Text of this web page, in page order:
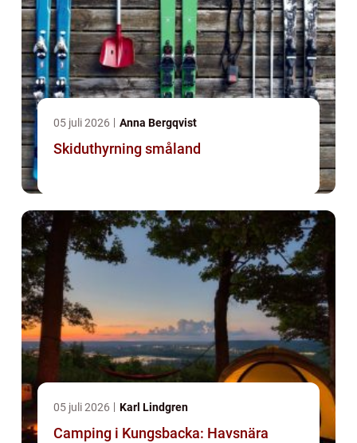
05 juli 2026 Anna Bergqvist
Skiduthyrning småland
05 juli 2026 Karl Lindgren
Camping i Kungsbacka: Havsnära